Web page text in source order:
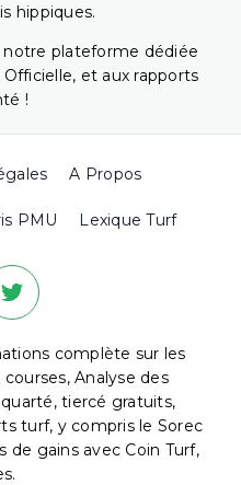
hippiques.
plateforme dédiée
et aux rapports
!
A Propos
PMU Lexique Turf
complète sur les
Analyse des
tiercé gratuits,
turf, y compris le Sorec
de gains avec Coin Turf,